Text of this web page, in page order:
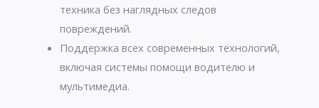
техника без наглядных следов
повреждений.
Поддержка всех современных технологий,
включая системы помощи водителю и
мультимедиа.